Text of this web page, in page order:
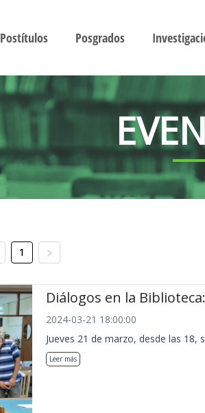
Postítulos Posgrados
1
Diálogos en la
2024-03-21 18:00:00
Jueves 21 de marzo, desde las 18,
Leer más